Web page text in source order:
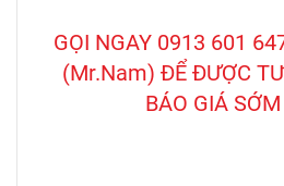
GỌI NGAY 0913 601
(Mr.Nam) ĐỂ ĐƯỢC
BÁO GIÁ